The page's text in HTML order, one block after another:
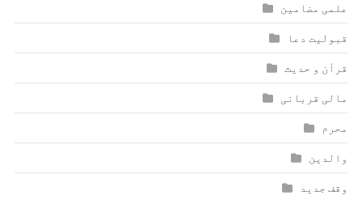
علمی مضامین
قبولیت دعا
قرآن و حدیث
مالی قربانی
محرم
والدین
وقف جدید